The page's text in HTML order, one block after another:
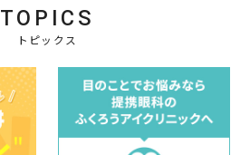
TOPICS
トピックス